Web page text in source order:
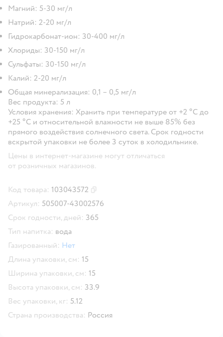
Магний: 5-30 мг/л
Натрий: 2-20 мг/л
Гидрокарбонат-ион: 30-400 мг/л
Хлориды: 30-150 мг/л
Сульфаты: 30-150 мг/л
Калий: 2-20 мг/л
Общая минерализация: 0,1 – 0,5 мг/л
Вес продукта: 5 л
Условия хранения: Хранить при температуре от +2 °С до
+25 °С и относительной влажности не выше 85% без
прямого воздействия солнечного света. Срок годности
вскрытой упаковки не более 3 суток в холодильнике.
Цены в интернет-магазине могут отличаться
от розничных магазинов.
Код товара: 103043572
Артикул: 505007-43002576
Срок годности, дней: 365
Тип напитка: вода
Газированный: Нет
Длина упаковки, см: 15
Ширина упаковки, см: 15
Высота упаковки, см: 33.9
Вес упаковки, кг: 5.12
Страна производства: Россия